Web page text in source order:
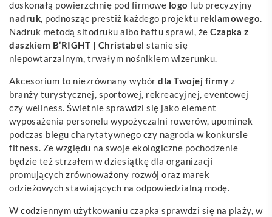
doskonałą powierzchnię pod firmowe logo lub precyzyjny
nadruk, podnosząc prestiż każdego projektu reklamowego.
Nadruk metodą sitodruku albo haftu sprawi, że Czapka z
daszkiem B’RIGHT | Christabel stanie się
niepowtarzalnym, trwałym nośnikiem wizerunku.
Akcesorium to niezrównany wybór dla Twojej firmy z
branży turystycznej, sportowej, rekreacyjnej, eventowej
czy wellness. Świetnie sprawdzi się jako element
wyposażenia personelu wypożyczalni rowerów, upominek
podczas biegu charytatywnego czy nagroda w konkursie
fitness. Ze względu na swoje ekologiczne pochodzenie
będzie też strzałem w dziesiątkę dla organizacji
promujących zrównoważony rozwój oraz marek
odzieżowych stawiających na odpowiedzialną modę.
W codziennym użytkowaniu czapka sprawdzi się na plaży, w